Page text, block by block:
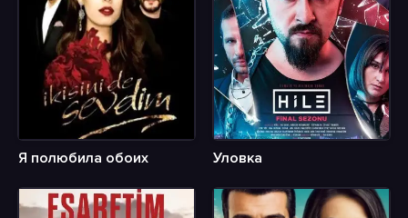
Я полюбила обоих Уловка